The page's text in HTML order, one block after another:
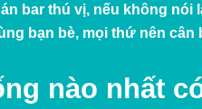
bar thú vị, nếu không
bạn bè, mọi thứ nên cân
nào nhất